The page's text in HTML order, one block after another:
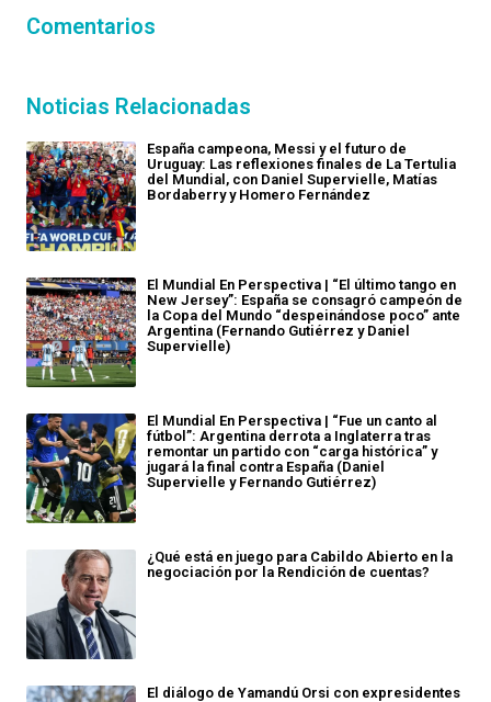
Comentarios
Noticias Relacionadas
España campeona, Messi y el futuro de
Uruguay: Las reflexiones finales de La Tertulia
del Mundial, con Daniel Supervielle, Matías
Bordaberry y Homero Fernández
El Mundial En Perspectiva | “El último tango en
New Jersey”: España se consagró campeón de
la Copa del Mundo “despeinándose poco” ante
Argentina (Fernando Gutiérrez y Daniel
Supervielle)
El Mundial En Perspectiva | “Fue un canto al
fútbol”: Argentina derrota a Inglaterra tras
remontar un partido con “carga histórica” y
jugará la final contra España (Daniel
Supervielle y Fernando Gutiérrez)
¿Qué está en juego para Cabildo Abierto en la
negociación por la Rendición de cuentas?
El diálogo de Yamandú Orsi con expresidentes